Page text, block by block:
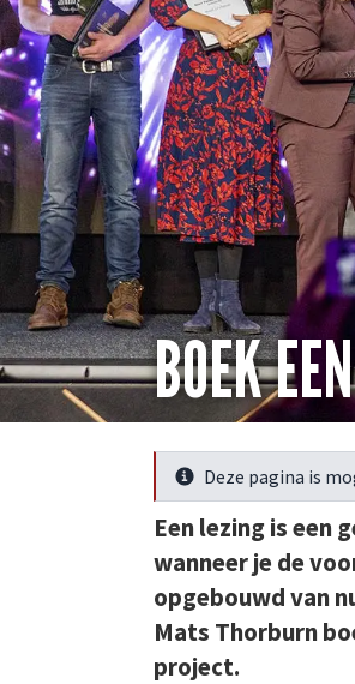
BOEK
Meer info
Deze pagina is
Een lezing is
wanneer je de
opgebouwd van
Mats Thorburn
project.